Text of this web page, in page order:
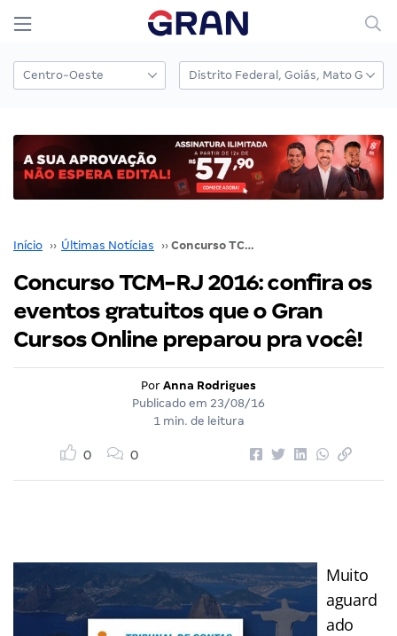
Início ›› Últimas Notícias ›› Concurso TCM-RJ 2016: confira os eventos gratuitos que o Gran Cursos Online preparou pra você!
Concurso TCM-RJ 2016: confira os
eventos gratuitos que o Gran
Cursos Online preparou pra você!
Por Anna Rodrigues
Publicado em 23/08/16
1 min. de leitura
0 0
Muito
aguard
ado